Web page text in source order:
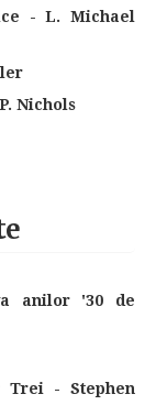
- L. Michael
Nichols
anilor '30 de
Trei - Stephen